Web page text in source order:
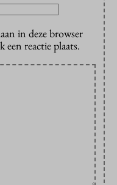
in deze browser
een reactie plaats.